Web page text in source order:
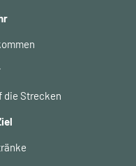
die Strecken